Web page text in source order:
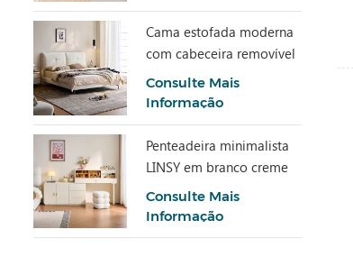
Cama estofada moderna
com cabeceira removível
BC663-A
Consulte Mais
Informação
Penteadeira minimalista
LINSY em branco creme
com armário UD6C-A
Consulte Mais
Informação